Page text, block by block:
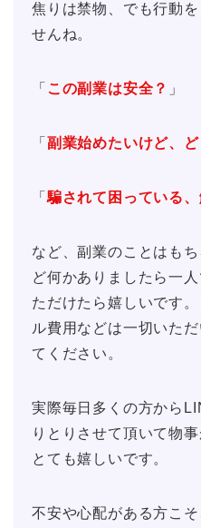
焦りは禁物、でも行動
せんね。
「 この副業は安全？ 」
「 副業始めたいけど、
「騙されて困っている、
など、副業のことはも
ど何かありましたら一
ただけたら嬉しいです
ル費用などは一切いた
てください。
実際毎日多くの方から
りとりさせて頂いて物
とても嬉しいです。
不安や心配がある方こ